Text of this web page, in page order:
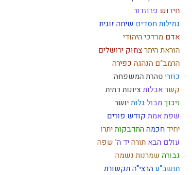
חידוש פרוזדור
גמילות חסדים שיחה זוגית
אדם מרדכי היהודי
הוראת היתרצחוק ירושלים
הרמב"ם הנהגה כפירה
כוזריטהרת המשפחה
קשראבלותציונות דתית
זיכוךמבול גלותיושר
שפת אמת קודש פורים
יחיד חכמההתדבקותיתרו
עולם הבא תורהיד ה' שפה
גבורה שמרנותנשמה
תושב"ע הרצי"התקשורת